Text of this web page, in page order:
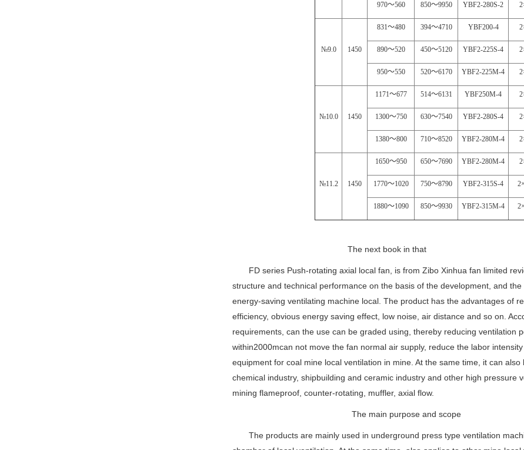
970～560 850～9950 YBF2-280S-2
№9.0 1450
831～480 394～4710 YBF200-4
890～520 450～5120 YBF2-225S-4
950～550 520～6170 YBF2-225M-4
№10.0 1450
1171～677 514～6131 YBF250M-4
1300～750 630～7540 YBF2-280S-4
1380～800 710～8520 YBF2-280M-4
№11.2 1450
1650～950 650～7690 YBF2-280M-4
1770～1020 750～8790 YBF2-315S-4
1880～1090 850～9930 YBF2-315M-4
The next book in that
FD series Push-rotating axial local fan, is from Zibo Xinhua fan limited
structure and technical performance on the basis of the development, and
energy-saving ventilating machine local. The product has the advantages of
efficiency, obvious energy saving effect, low noise, air distance and so on.
requirements, can the use can be graded using, thereby reducing ventilation
within2000mcan not move the fan normal air supply, reduce the labor
equipment for coal mine local ventilation in mine. At the same time, it can
chemical industry, shipbuilding and ceramic industry and other high pressure
mining flameproof, counter-rotating, muffler, axial flow.
The main purpose and scope
The products are mainly used in underground press type ventilation